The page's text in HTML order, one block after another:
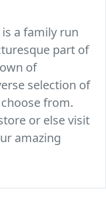
is a family run
part of
of
selection of
from.
or else visit
amazing